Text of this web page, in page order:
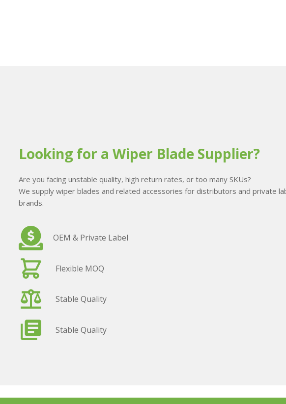
Looking for a Wiper Blade Supplier?
Are you facing unstable quality, high return rates, or too many SKUs?
We supply wiper blades and related accessories for distributors and private
brands.
OEM & Private Label
Flexible MOQ
Stable Quality
Stable Quality